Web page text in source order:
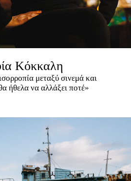
Κόκκαλη
μεταξύ σινεμά και
ήθελα να αλλάξει ποτέ»